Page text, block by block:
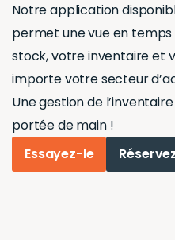
Notre application
permet une vue en temps
stock, votre inventaire et
importe votre secteur
Une gestion de
portée de main !
Essayez-le